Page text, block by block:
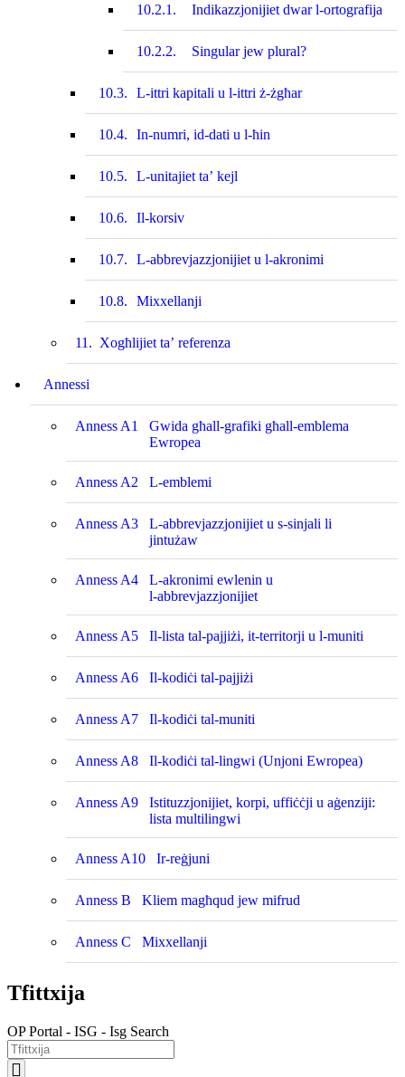
10.2.1. Indikazzjonijiet dwar l‑ortografija
10.2.2. Singular jew plural?
10.3. L-ittri kapitali u l‑ittri ż-żgħar
10.4. In-numri, id‑dati u l‑ħin
10.5. L-unitajiet ta’ kejl
10.6. Il-korsiv
10.7. L-abbrevjazzjonijiet u l‑akronimi
10.8. Mixxellanji
11. Xogħlijiet ta’ referenza
Annessi
Anness A1
Gwida għall-grafiki għall-emblema
Ewropea
Anness A2 L-emblemi
Anness A3
L-abbrevjazzjonijiet u s-sinjali li
jintużaw
Anness A4
L-akronimi ewlenin u
l‑abbrevjazzjonijiet
Anness A5 Il-lista tal-pajjiżi, it‑territorji u l‑muniti
Anness A6 Il-kodiċi tal-pajjiżi
Anness A7 Il-kodiċi tal-muniti
Anness A8 Il-kodiċi tal-lingwi (Unjoni Ewropea)
Anness A9
Istituzzjonijiet, korpi, uffiċċji u aġenziji:
lista multilingwi
Anness A10 Ir-reġjuni
Anness B Kliem magħqud jew mifrud
Anness C Mixxellanji
Tfittxija
OP Portal - ISG - Isg Search